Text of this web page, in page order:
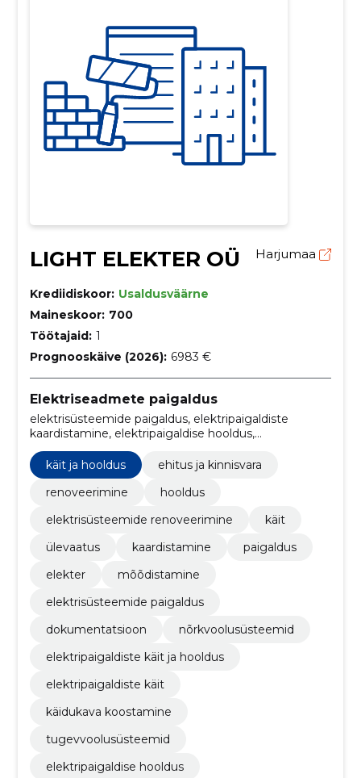
LIGHT ELEKTER OÜ Harjumaa
Krediidiskoor: Usaldusväärne
Maineskoor: 700
Töötajaid: 1
Prognooskäive (2026): 6983 €
Elektriseadmete paigaldus
elektrisüsteemide paigaldus, elektripaigaldiste
kaardistamine, elektripaigaldise hooldus,
Elektripaigaldiste käit, kÄit ja hooldus,
elektripaigaldiste kÄit ja hooldus,
nõrkvoolusüsteemid, dokumentatsioon
käit ja hooldus
ehitus ja kinnisvara
renoveerimine
hooldus
elektrisüsteemide renoveerimine
käit
ülevaatus
kaardistamine
paigaldus
elekter
mõõdistamine
elektrisüsteemide paigaldus
dokumentatsioon
nõrkvoolusüsteemid
elektripaigaldiste käit ja hooldus
elektripaigaldiste käit
käidukava koostamine
tugevvoolusüsteemid
elektripaigaldise hooldus